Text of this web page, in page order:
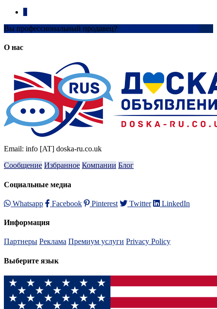
Вы профессиональный продавец?
О нас
Email: info [AT] doska-ru.co.uk
Сообщение Избранное Компании Блог
Социальные медиа
Whatsapp Facebook Pinterest Twitter LinkedIn
Информация
Партнеры Реклама Премиум услуги Privacy Policy
Выберите язык